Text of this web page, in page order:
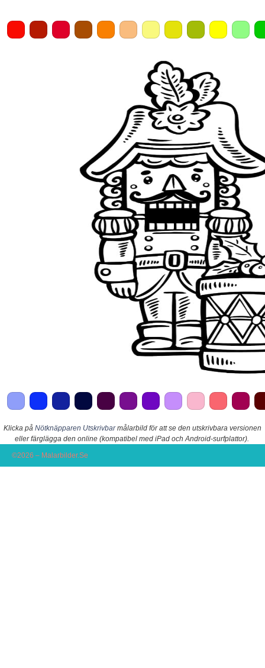
Klicka på Nötknäpparen Utskrivbarmålarbild för att se den utskrivbara versionen
eller färglägga den online (kompatibel med iPad och Android-surfplattor).
©2026 – Malarbilder.Se